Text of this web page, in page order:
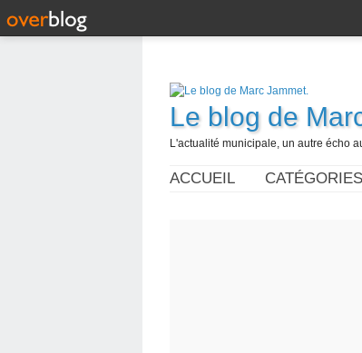
Le blog de
L'actualité municipale, un autre écho
ACCUEIL CATÉGORIES